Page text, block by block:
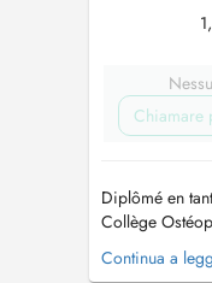
Chiamare
Diplômé en
Collège
travaille
paramédical
Continua a